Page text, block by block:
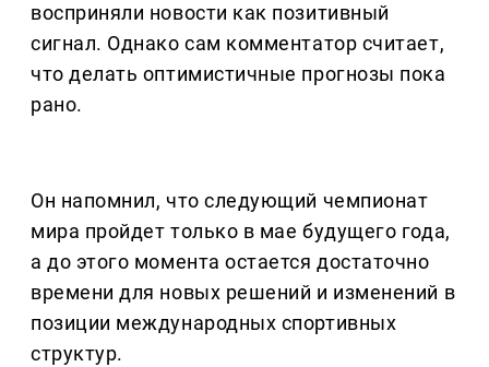
восприняли новости как позитивный
сигнал. Однако сам комментатор считает,
что делать оптимистичные прогнозы пока
рано.
Он напомнил, что следующий чемпионат
мира пройдет только в мае будущего года,
а до этого момента остается достаточно
времени для новых решений и изменений в
позиции международных спортивных
структур.